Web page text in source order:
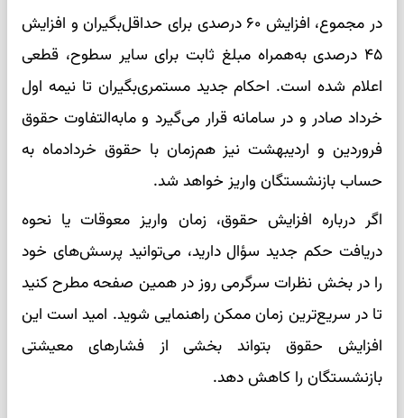
در مجموع، افزایش ۶۰ درصدی برای حداقل‌بگیران و افزایش
۴۵ درصدی به‌همراه مبلغ ثابت برای سایر سطوح، قطعی
اعلام شده است. احکام جدید مستمری‌بگیران تا نیمه اول
خرداد صادر و در سامانه قرار می‌گیرد و مابه‌التفاوت حقوق
فروردین و اردیبهشت نیز هم‌زمان با حقوق خردادماه به
حساب بازنشستگان واریز خواهد شد.
اگر درباره افزایش حقوق، زمان واریز معوقات یا نحوه
دریافت حکم جدید سؤال دارید، می‌توانید پرسش‌های خود
را در بخش نظرات سرگرمی روز در همین صفحه مطرح کنید
تا در سریع‌ترین زمان ممکن راهنمایی شوید. امید است این
افزایش حقوق بتواند بخشی از فشارهای معیشتی
بازنشستگان را کاهش دهد.